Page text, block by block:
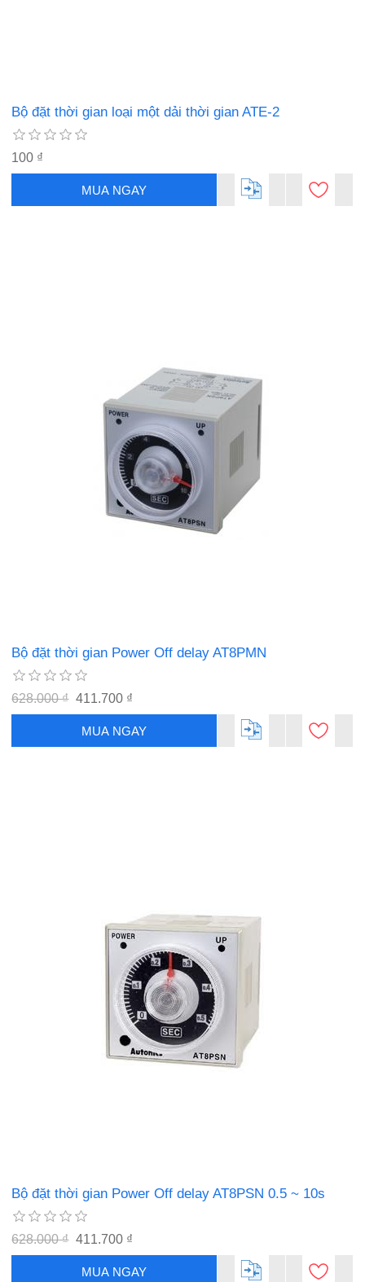
Bộ đặt thời gian loại một dải thời gian ATE-2
100 ₫
MUA NGAY
Bộ đặt thời gian Power Off delay AT8PMN
628.000 ₫ 411.700 ₫
MUA NGAY
Bộ đặt thời gian Power Off delay AT8PSN 0.5 ~ 10s
628.000 ₫ 411.700 ₫
MUA NGAY